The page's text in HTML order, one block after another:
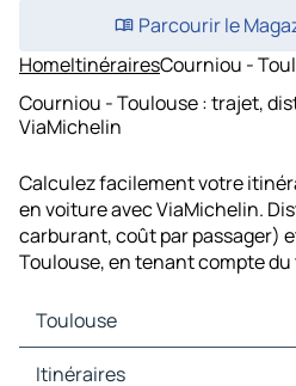
Parcourir le
HomeItinérairesCourniou -
Courniou - Toulouse : trajet,
ViaMichelin
Calculez facilement votre
en voiture avec ViaMichelin.
carburant, coût par passager)
Toulouse, en tenant compte
Toulouse
Toulouse Cartes et plans
Itinéraires